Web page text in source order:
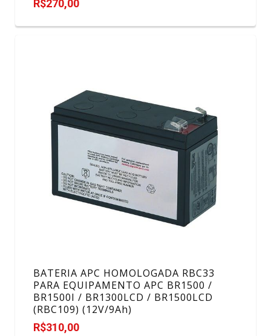
R$270,00
BATERIA APC HOMOLOGADA RBC33
PARA EQUIPAMENTO APC BR1500 /
BR1500I / BR1300LCD / BR1500LCD
(RBC109) (12V/9Ah)
R$310,00